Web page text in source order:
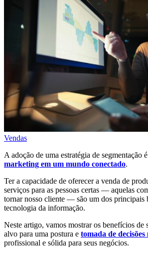
Vendas
A adoção de uma estratégia de segmentação
marketing em um mundo conectado.
Ter a capacidade de oferecer a venda de
serviços para as pessoas certas — aquelas
tornar nosso cliente — são um dos principais
tecnologia da informação.
Neste artigo, vamos mostrar os benefícios de
alvo para uma postura e tomada de
profissional e sólida para seus negócios.